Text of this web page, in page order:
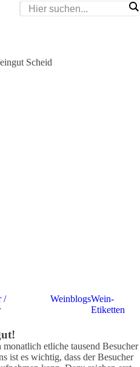
Scheid
/
WeinblogsWein-
Etiketten
etliche tausend Besucher
ist es wichtig, dass der Besucher